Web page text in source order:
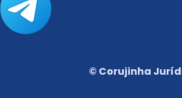
© Corujinha